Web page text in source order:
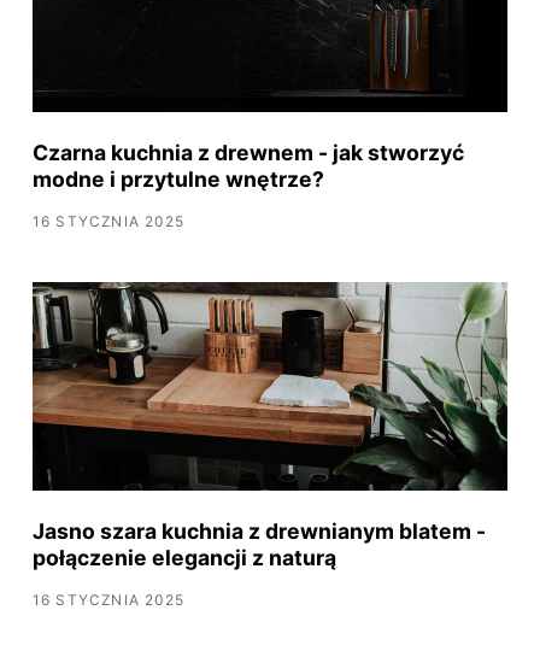
Czarna kuchnia z drewnem - jak stworzyć
modne i przytulne wnętrze?
16 STYCZNIA 2025
Jasno szara kuchnia z drewnianym blatem -
połączenie elegancji z naturą
16 STYCZNIA 2025